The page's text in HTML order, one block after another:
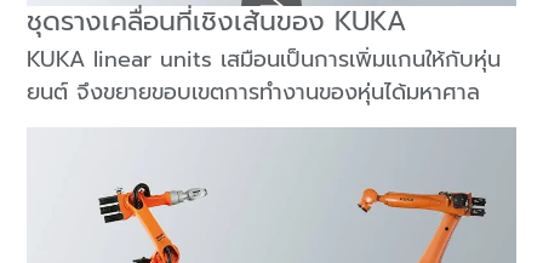
ชุดรางเคลื่อนที่เชิงเส้นของ KUKA
KUKA linear units เสมือนเป็นการเพิ่มแกนให้กับหุ่น
ยนต์ จึงขยายขอบเขตการทำงานของหุ่นได้มหาศาล